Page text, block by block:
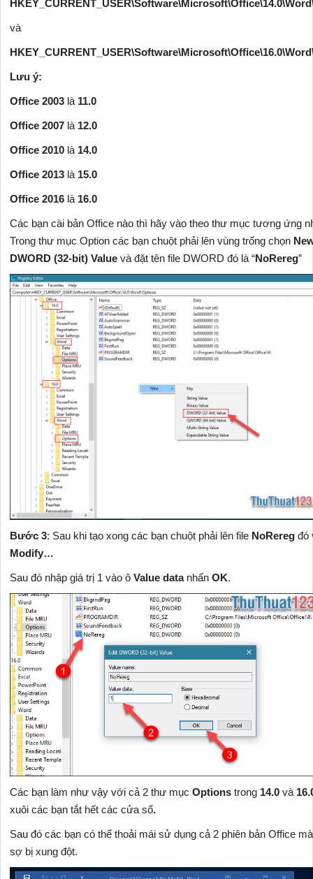
và
Lưu ý:
Office 2003 là 11.0
Office 2007 là 12.0
Office 2010 là 14.0
Office 2013 là 15.0
Office 2016 là 16.0
Các bạn cài bản Office nào thì hãy vào theo thư mục tương ứng
Trong thư mục Option các bạn chuột phải lên vùng trống chọn
DWORD (32-bit) Valuevà đặt tên file DWORD đó là “NoRereg”
Bước 3: Sau khi tạo xong các bạn chuột phải lên file NoRereg đó
Modify…
Sau đó nhập giá trị 1 vào ôValue data nhấnOK.
Các bạn làm như vậy với cả 2 thư mụcOptions trong 14.0 và
xuôi các bạn tắt hết các cửa sổ.
Sau đó các bạn có thể thoải mái sử dụng cả 2 phiên bản Office
sợ bị xung đột.